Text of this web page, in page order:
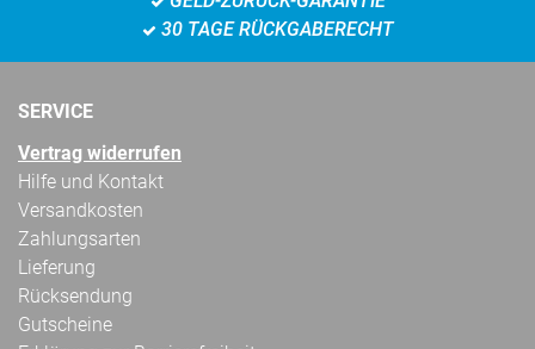
30 TAGE RÜCKGABERECHT
SERVICE
Vertrag widerrufen
Hilfe und Kontakt
Versandkosten
Zahlungsarten
Lieferung
Rücksendung
Gutscheine